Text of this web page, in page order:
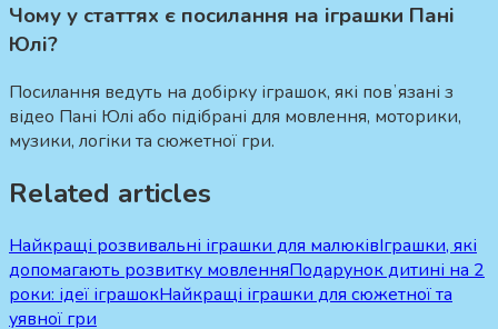
Чому у статтях є посилання на іграшки Пані
Юлі?
Посилання ведуть на добірку іграшок, які повʼязані з
відео Пані Юлі або підібрані для мовлення, моторики,
музики, логіки та сюжетної гри.
Related articles
Найкращі розвивальні іграшки для малюківІграшки, які
допомагають розвитку мовленняПодарунок дитині на 2
роки: ідеї іграшокНайкращі іграшки для сюжетної та
уявної гри